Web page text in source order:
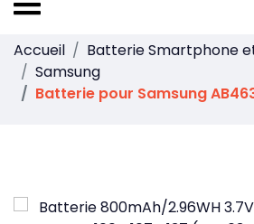
Accueil
Batterie Smartphone
Samsung
Batterie pour Samsung